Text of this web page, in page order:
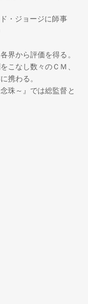
・ジョージに師事
界から評価を得る。
こなし数々のＣＭ、
携わる。
珠～』では総監督と